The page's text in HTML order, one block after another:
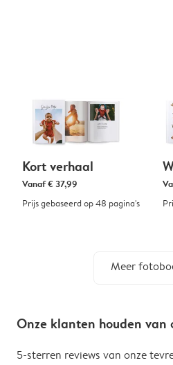
Kort verhaal
Vanaf€ 37,99
Prijs gebaseerd op 48 pagina's
Meer
Onze klanten houden van
5-sterren reviews van onze